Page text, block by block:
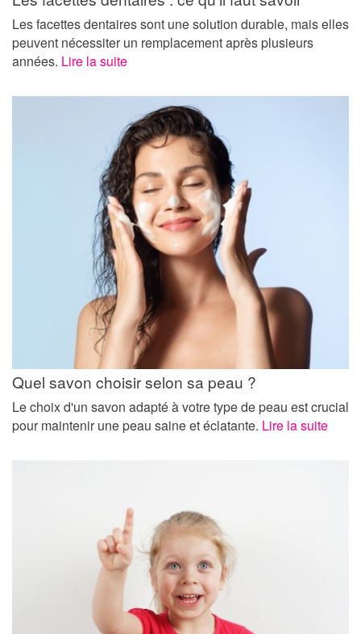
Les facettes dentaires sont une solution durable, mais elles
peuvent nécessiter un remplacement après plusieurs
années. Lire la suite
Quel savon choisir selon sa peau ?
Le choix d'un savon adapté à votre type de peau est crucial
pour maintenir une peau saine et éclatante. Lire la suite